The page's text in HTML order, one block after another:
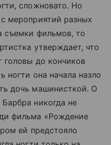
сложновато. Но
мероприятий разных
съемки фильмов, то
утверждает, что
головы до кончиков
ногти она начала назло
дочь машинисткой. О
никогда не
фильма «Рождение
ей предстояло